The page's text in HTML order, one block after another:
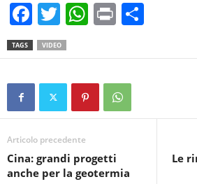
F
a
c
e
b
o
o
k
T
wi
tt
er
W
at
s
A
p
Pr
t
n
di
TAGS VIDEO
Articolo precedente
Cina: grandi progetti
anche per la geotermia
Le